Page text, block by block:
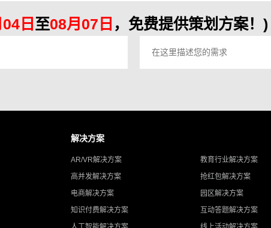
日 至08月07日 ，免费提供策划方案！)
解决方案
AR/VR解决方案
高并发解决方案
电商解决方案
知识付费解决方案
教育行业解决方案
抢红包解决方案
园区解决方案
互动答题解决方案